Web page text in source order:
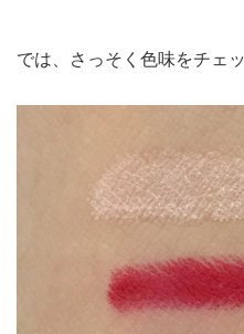
では、さっそく色味をチェ